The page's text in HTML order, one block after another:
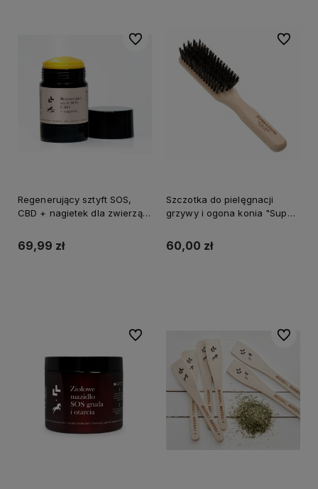
Regenerujący sztyft SOS,
CBD + nagietek dla zwierząt
69,99 zł
Do ulubionych
Szczotka do pielęgnacji
grzywy i ogona konia "Super
60,00 zł
Do
Do ulubionych Do